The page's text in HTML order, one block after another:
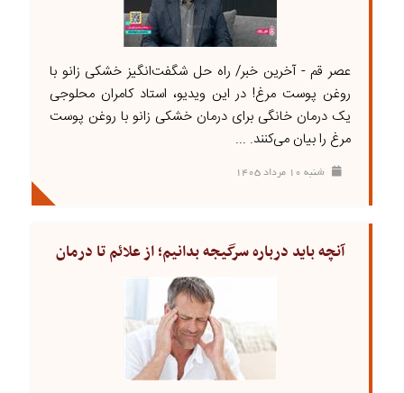
عصر قم - آخرین خبر/ راه حل شگفت‌انگیز خشکی زانو با
روغن پوست مرغ! در این ویدیو، استاد کامران محلوجی
یک درمان خانگی برای درمان خشکی زانو با روغن پوست
مرغ را بیان می‌کنند. ...
شنبه ۱۰ مرداد ۱۴۰۵
آنچه باید درباره سرگیجه بدانیم؛ از علائم تا درمان